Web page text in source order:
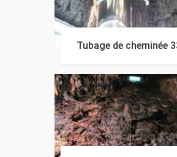
Tubage de cheminée